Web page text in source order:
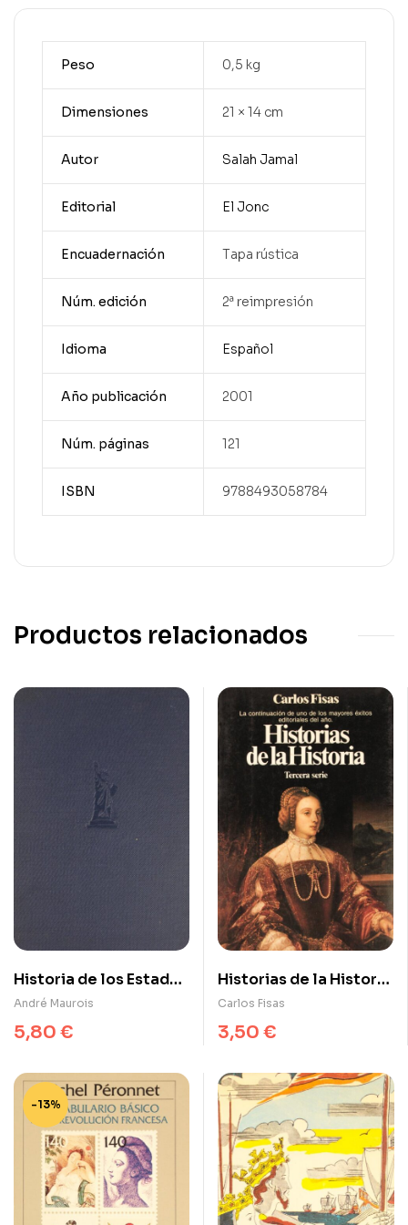
Peso 0,5 kg
Dimensiones 21 × 14 cm
Autor Salah Jamal
Editorial El Jonc
Encuadernación Tapa rústica
Núm. edición 2ª reimpresión
Idioma Español
Año publicación 2001
Núm. páginas 121
ISBN 9788493058784
Productos relacionados
Historia de los Estados
Unidos
André Maurois
5,80 €
Historias de la Historia
(Tercera Serie)
Carlos Fisas
3,50 €
-13%